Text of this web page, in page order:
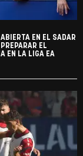
EN EL SADAR
EL
EN LA LIGA EA